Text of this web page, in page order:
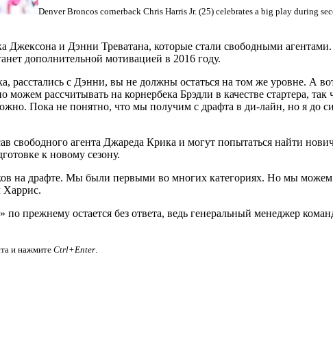
Denver Broncos cornerback Chris Harris Jr. (25) celebrates a big play during
Джексона и Дэнни Треватана, которые стали свободными
дополнительной мотивацией в 2016 году.
расстались с Дэнни, вы не должны остаться на том же уровне. А
рассчитывать на корнербека Брэдли в качестве стартера,
Пока не понятно, что мы получим с драфта в ди-лайн, но я до
агента Джареда Крика и могут попытаться найти
к новому сезону.
на драфте. Мы были первыми во многих категориях. Но мы
Харрис.
прежнему остается без ответа, ведь генеральный менеджер
и нажмите Ctrl+Enter.